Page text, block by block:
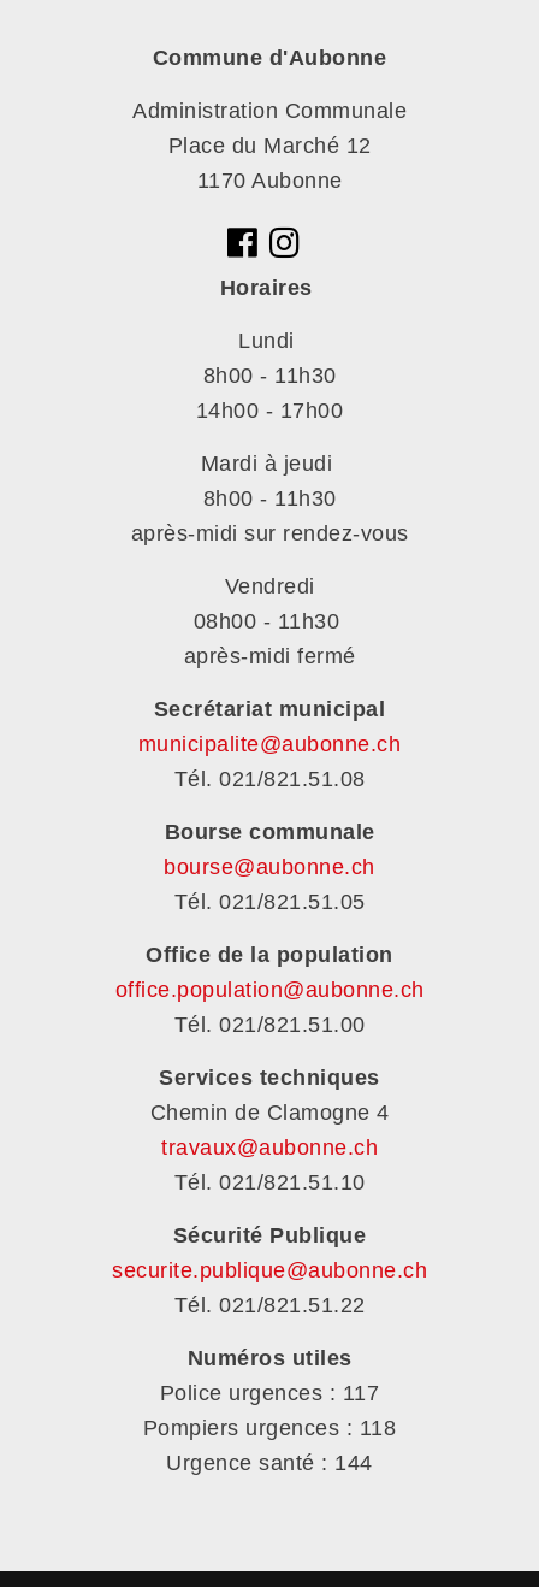
Commune d'Aubonne
Administration Communale
Place du Marché 12
1170 Aubonne
Horaires
Lundi
8h00 - 11h30
14h00 - 17h00
Mardi à jeudi
8h00 - 11h30
après-midi sur rendez-vous
Vendredi
08h00 - 11h30
après-midi fermé
Secrétariat municipal
municipalite@aubonne.ch
Tél. 021/821.51.08
Bourse communale
bourse@aubonne.ch
Tél. 021/821.51.05
Office de la population
office.population@aubonne.ch
Tél. 021/821.51.00
Services techniques
Chemin de Clamogne 4
travaux@aubonne.ch
Tél. 021/821.51.10
Sécurité Publique
securite.publique@aubonne.ch
Tél. 021/821.51.22
Numéros utiles
Police urgences : 117
Pompiers urgences : 118
Urgence santé : 144